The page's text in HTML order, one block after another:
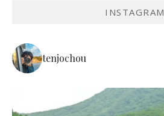
INSTAGRAM
tenjochou